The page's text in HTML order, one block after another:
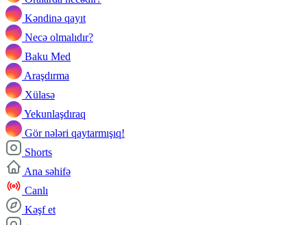
Kəndinə qayıt
Necə olmalıdır?
Baku Med
Araşdırma
Xülasə
Yekunlaşdıraq
Gör nələri qaytarmışıq!
Shorts
Ana səhifə
Canlı
Kəşf et